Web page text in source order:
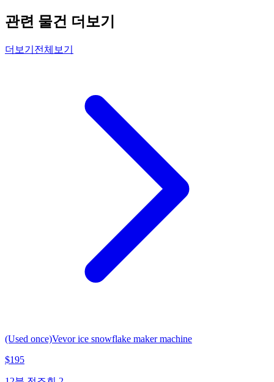
관련 물건 더보기
더보기 전체보기
(Used once)Vevor ice snowflake maker machine
$195